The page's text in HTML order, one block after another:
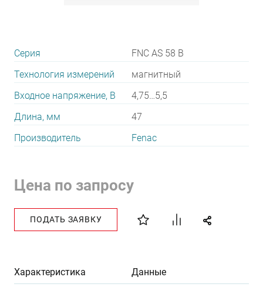
Серия
FNC AS 58 B
Технология измерений
магнитный
Входное напряжение, В
4,75…5,5
Длина, мм
47
Производитель
Fenac
Цена по запросу
ПОДАТЬ ЗАЯВКУ
Характеристика Данные